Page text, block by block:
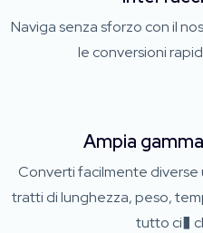
Naviga senza sforzo con il
le conversioni
Ampia
Converti facilmente diverse
tratti di lunghezza, peso,
tutto ci�